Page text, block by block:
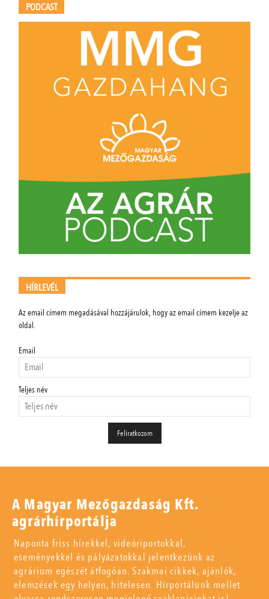
PODCAST
HÍRLEVÉL
Az email címem megadásával hozzájárulok, hogy az email címem kezelje az
oldal.
Email
Teljes név
A Magyar Mezőgazdaság Kft.
agrárhírportálja
Naponta friss hírekkel, videóriportokkal,
eseményekkel és pályázatokkal jelentkezünk az
agrárium egészét átfogóan. Szakmai cikkek, ajánlók,
elemzések egy helyen, hitelesen. Hírportálunk mellet